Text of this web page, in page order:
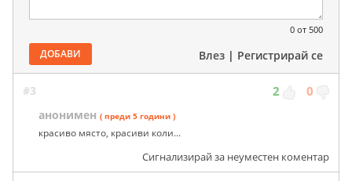
0 от 500
ДОБАВИ Влез | Регистрирай се
#3 2 0
анонимен ( преди 5 години )
красиво място, красиви коли...
Сигнализирай за неуместен коментар